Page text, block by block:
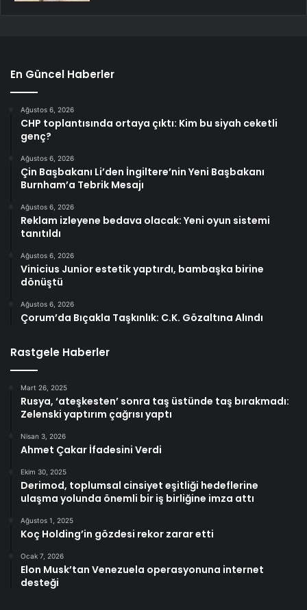
En Güncel Haberler
Ağustos 6, 2026
CHP toplantısında ortaya çıktı: Kim bu siyah ceketli
genç?
Ağustos 6, 2026
Çin Başbakanı Li’den İngiltere’nin Yeni Başbakanı
Burnham’a Tebrik Mesajı
Ağustos 6, 2026
Reklam izleyene bedava olacak: Yeni oyun sistemi
tanıtıldı
Ağustos 6, 2026
Vinicius Junior estetik yaptırdı, bambaşka birine
dönüştü
Ağustos 6, 2026
Çorum’da Bıçakla Taşkınlık: C.K. Gözaltına Alındı
Rastgele Haberler
Mart 26, 2025
Rusya, ‘ateşkesten’ sonra taş üstünde taş bırakmadı:
Zelenski yaptırım çağrısı yaptı
Nisan 3, 2026
Ahmet Çakar İfadesini Verdi
Ekim 30, 2025
Derimod, toplumsal cinsiyet eşitliği hedeflerine
ulaşma yolunda önemli bir iş birliğine imza attı
Ağustos 1, 2025
Koç Holding’in gözdesi rekor zarar etti
Ocak 7, 2026
Elon Musk’tan Venezuela operasyonuna internet
desteği